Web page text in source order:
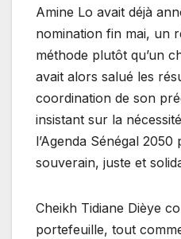
Amine Lo avait déjà
nomination fin mai, un
méthode plutôt qu’un
avait alors salué les
coordination de son
insistant sur la
l’Agenda Sénégal
souverain, juste et
Cheikh Tidiane Dièye
portefeuille, tout